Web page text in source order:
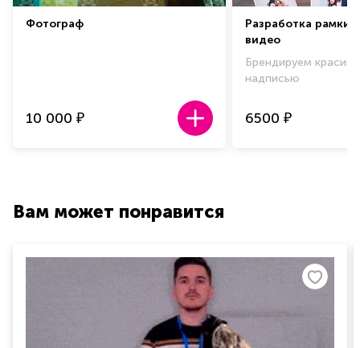
Фотограф
10 000 ₽
Разработка рамки
видео
Брендируем
надписью
6500 ₽
Вам может понравится